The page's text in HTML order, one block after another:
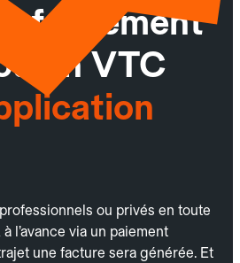
facilement
un VTC
ou privés en toute
l’avance via un paiement
une facture sera générée. Et